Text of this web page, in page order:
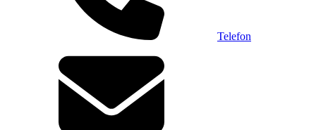
Telefon